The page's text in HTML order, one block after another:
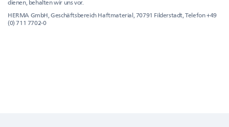
dienen, behalten wir uns vor.
HERMA GmbH, Geschäftsbereich Haftmaterial, 70791 Filderstadt, Telefon +49
(0) 711 7702-0